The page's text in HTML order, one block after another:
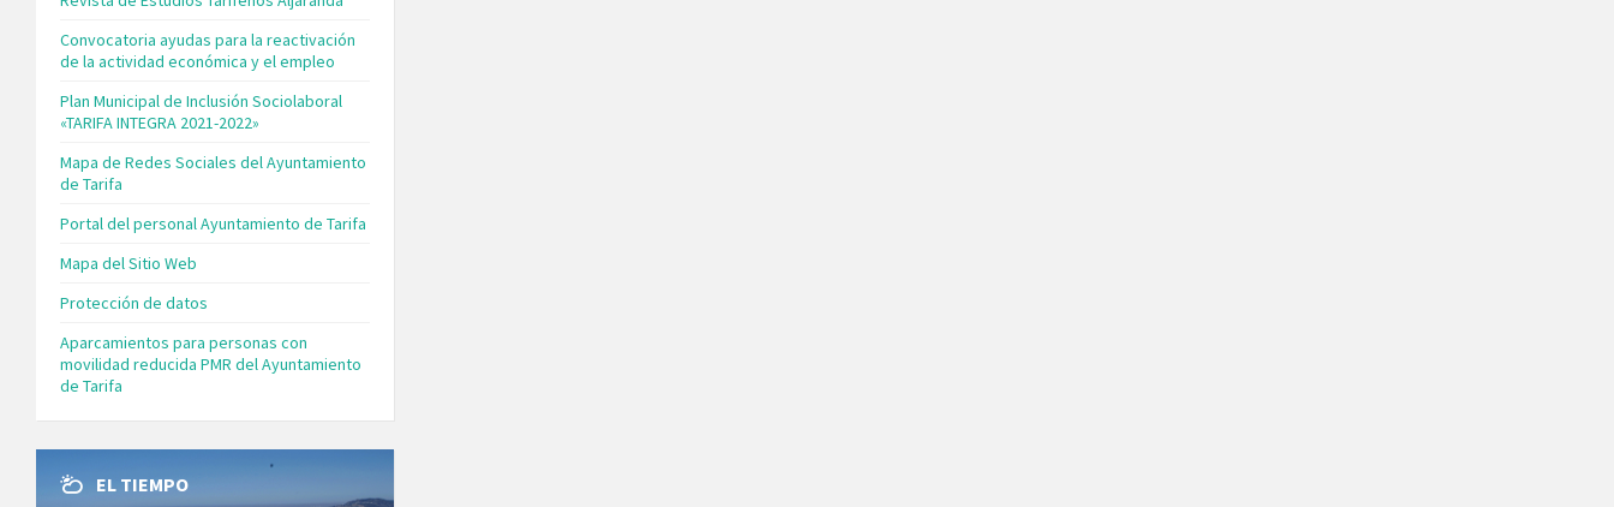
Convocatoria ayudas para la reactivación
de la actividad económica y el empleo
Plan Municipal de Inclusión Sociolaboral
«TARIFA INTEGRA 2021-2022»
Mapa de Redes Sociales del Ayuntamiento
de Tarifa
Portal del personal Ayuntamiento de Tarifa
Mapa del Sitio Web
Protección de datos
Aparcamientos para personas con
movilidad reducida PMR del Ayuntamiento
de Tarifa
EL TIEMPO